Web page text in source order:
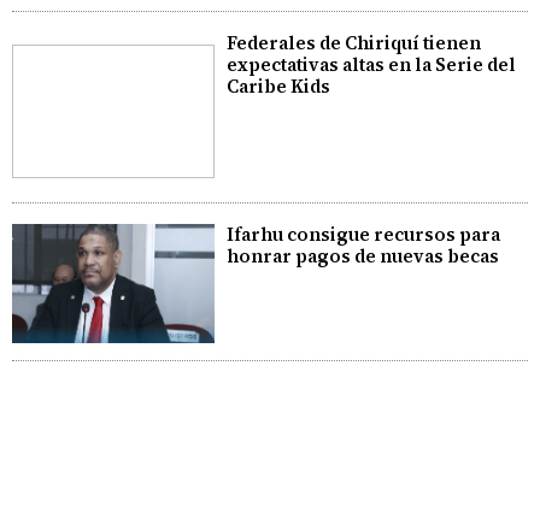
Federales de Chiriquí tienen
expectativas altas en la Serie del
Caribe Kids
Ifarhu consigue recursos para
honrar pagos de nuevas becas